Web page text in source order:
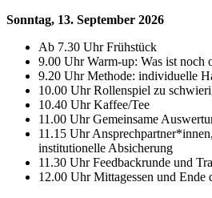
Sonntag, 13. September 2026
Ab 7.30 Uhr Frühstück
9.00 Uhr Warm-up: Was ist noch
9.20 Uhr Methode: individuelle
10.00 Uhr Rollenspiel zu
10.40 Uhr Kaffee/Tee
11.00 Uhr Gemeinsame
11.15 Uhr
institutionelle Absicherung
11.30 Uhr Feedbackrunde und
12.00 Uhr Mittagessen und Ende